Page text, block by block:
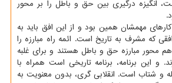
انگیزه درگیری بین حق و باطل را بر محور
مهمشان همین بود و از این افق باید به
که مشرف به تاریخ است. ائمه راه مبارزه را
محور مبارزه حق و باطل هستند و برای غلبه
و این برنامه، برنامه تاریخی است همراه با
و شتاب است. انقلابی گری، بدون معنویت به